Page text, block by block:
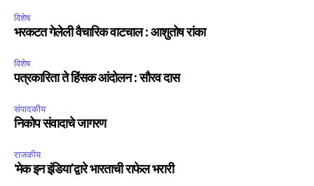
विशेष
भरकटत गेलेली वैचारिक वाटचाल : आशुतोष रांका
विशेष
पत्रकारिता ते हिंसक आंदोलन : सौरव दास
संपादकीय
निकोप संवादाचे जागरण
राजकीय
‘मेक इन इंडिया’द्वारे भारताची राफेल भरारी